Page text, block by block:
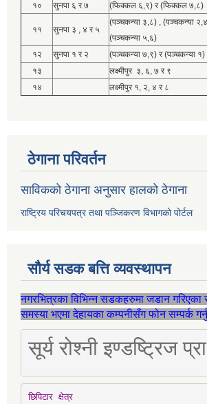
१०
सुनपा ६ र ७ (फिक्कल ६,९) र (फिक्कल ७,८)
११ सुनपा ३ , ४ र ५
(पञ्चकन्या ३,८) , (पञ्चकन्या
(पञ्चकन्या ५,६)
१२
सुनपा १ र २
(पञ्चकन्या ७,९) र (पञ्चकन्या १)
१३
लक्ष्मीपुर ३, ६, ७ र ९
१४
लक्ष्मीपुर १, २, ४ र ८
ठेगाना परिवर्तन
साविकको ठेगाना अनुसार हालको ठेगाना
राष्ट्रिय परिचयपत्र तथा पञ्जिकरण विभागको पोर्टल
सौर्य सडक बत्ति व्यवस्थापन
नगरभित्रका विभिन्न सडकहरुमा जडान गरिएका
समस्या भएमा देहायका कम्पनीसँग फोन सम्पर्क
सूर्य रोश्नी इण्डष्ट्रिज
छिपिटार क्षेत्र